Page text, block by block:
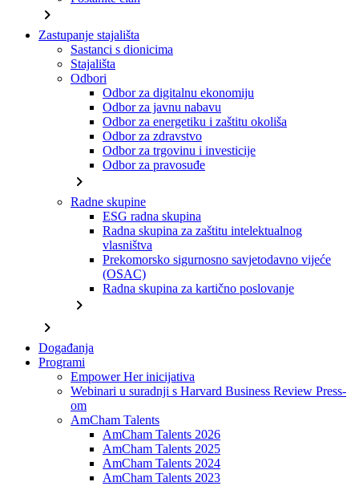
chevron_right
Zastupanje stajališta
Sastanci s dionicima
Stajališta
Odbori
Odbor za digitalnu ekonomiju
Odbor za javnu nabavu
Odbor za energetiku i zaštitu okoliša
Odbor za zdravstvo
Odbor za trgovinu i investicije
Odbor za pravosuđe
chevron_right
Radne skupine
ESG radna skupina
Radna skupina za zaštitu intelektualnog
vlasništva
Prekomorsko sigurnosno savjetodavno vijeće
(OSAC)
Radna skupina za kartično poslovanje
chevron_right
chevron_right
Događanja
Programi
Empower Her inicijativa
Webinari u suradnji s Harvard Business Review Press-
om
AmCham Talents
AmCham Talents 2026
AmCham Talents 2025
AmCham Talents 2024
AmCham Talents 2023